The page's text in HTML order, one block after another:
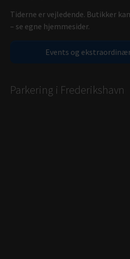
Tiderne er vejledende. Butikker
– se egne hjemmesider.
Events og
Parkering i Frederikshavn